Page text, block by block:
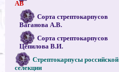
АВ
Сорта стрептокарпусов
Ваганова А.В.
Сорта стрептокарпусов
Цепилова В.И.
Стрептокарпусы российской
селекции